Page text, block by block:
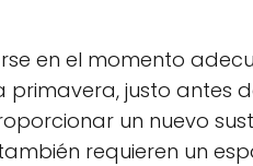
en el momento
primavera, justo antes
un nuevo
requieren un